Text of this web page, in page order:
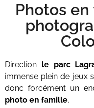
Photos
Direction le parc
immense plein de jeux
donc forcément un
photo en famille.